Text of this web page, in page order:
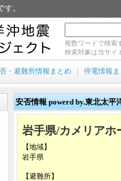
。
複数ワードで検索
検索対象は当サイ
・避難所情報まとめ 停電情報ま
安否情報 powerd by.東北太平
岩手県/カメリアホ
【地域】
岩手県
【避難所】